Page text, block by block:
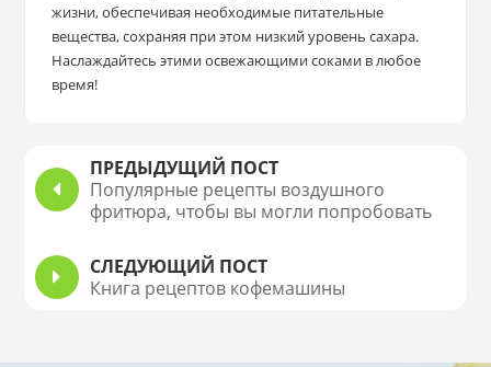
жизни, обеспечивая необходимые питательные
вещества, сохраняя при этом низкий уровень сахара.
Наслаждайтесь этими освежающими соками в любое
время!
ПРЕДЫДУЩИЙ ПОСТ
Популярные рецепты воздушного
фритюра, чтобы вы могли попробовать
СЛЕДУЮЩИЙ ПОСТ
Книга рецептов кофемашины